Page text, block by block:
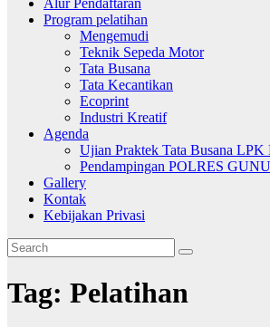
Alur Pendaftaran
Program pelatihan
Mengemudi
Teknik Sepeda Motor
Tata Busana
Tata Kecantikan
Ecoprint
Industri Kreatif
Agenda
Ujian Praktek Tata Busana LPK
Pendampingan POLRES
Gallery
Kontak
Kebijakan Privasi
Tag: Pelatihan